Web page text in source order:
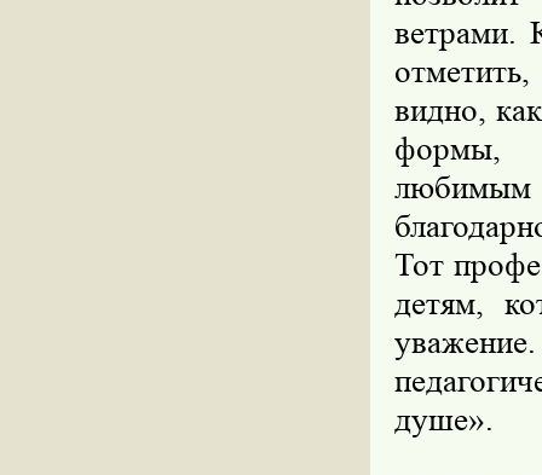
ветрами.
видно,
формы,
любимым
Тот
детям,
душе».